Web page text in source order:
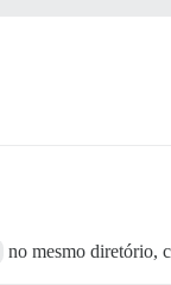
no mesmo diretório,